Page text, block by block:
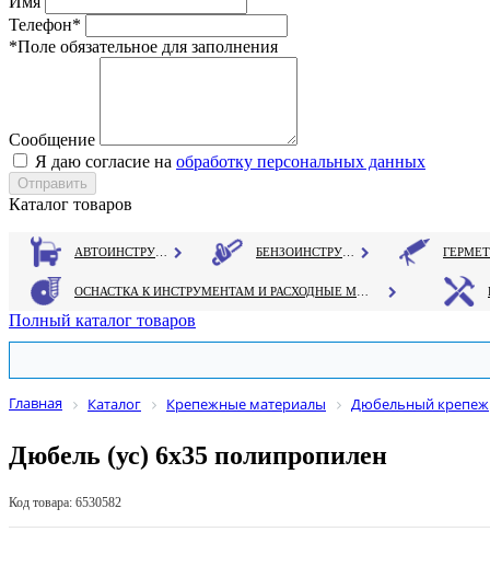
Телефон*
*Поле обязательное для заполнения
Сообщение
Я даю согласие на обработку персональных данных
Каталог товаров
Полный каталог товаров
Главная Каталог Крепежные материалы Дюбельный крепеж
Дюбель (ус) 6х35 полипропилен
Код товара: 6530582